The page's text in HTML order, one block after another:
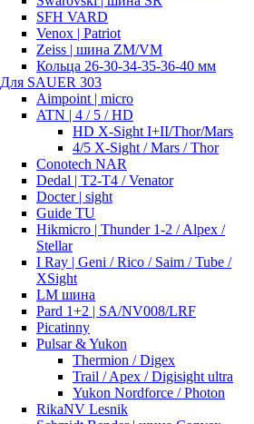
SFH VARD
Venox | Patriot
Zeiss | шина ZM/VM
Кольца 26-30-34-35-36-40 мм
Для SAUER 303
Aimpoint | micro
ATN | 4 / 5 / HD
HD X-Sight I+II/Thor/Mars
4/5 X-Sight / Mars / Thor
Conotech NAR
Dedal | T2-T4 / Venator
Docter | sight
Guide TU
Hikmicro | Thunder 1-2 / Alpex /
Stellar
I Ray | Geni / Rico / Saim / Tube /
XSight
LM шина
Pard 1+2 | SA/NV008/LRF
Picatinny
Pulsar & Yukon
Thermion / Digex
Trail / Apex / Digisight ultra
Yukon Nordforce / Photon
RikaNV Lesnik